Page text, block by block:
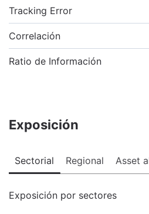
Tracking Error
Correlación
Ratio de Información
Exposición
Sectorial Regional Asset
Exposición por sectores